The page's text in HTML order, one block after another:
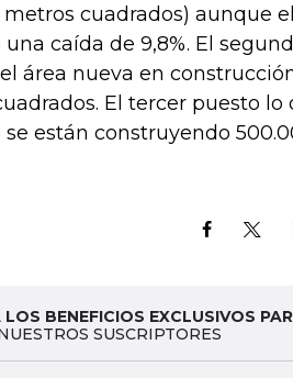
cuadrados) aunque
caída de 9,8%. El
área nueva en
El tercer puesto lo
están construyendo
BENEFICIOS EXCLUSIVOS
SUSCRIPTORES